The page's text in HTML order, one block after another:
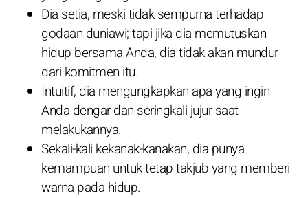
Dia setia, meski tidak sempurna terhadap
godaan duniawi; tapi jika dia memutuskan
hidup bersama Anda, dia tidak akan mundur
dari komitmen itu.
Intuitif, dia mengungkapkan apa yang ingin
Anda dengar dan seringkali jujur saat
melakukannya.
Sekali-kali kekanak-kanakan, dia punya
kemampuan untuk tetap takjub yang memberi
warna pada hidup.